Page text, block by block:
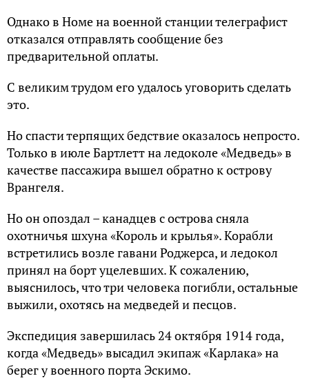
Однако в Номе на военной станции телеграфист
отказался отправлять сообщение без
предварительной оплаты.
С великим трудом его удалось уговорить сделать
это.
Но спасти терпящих бедствие оказалось непросто.
Только в июле Бартлетт на ледоколе «Медведь» в
качестве пассажира вышел обратно к острову
Врангеля.
Но он опоздал – канадцев с острова сняла
охотничья шхуна «Король и крылья». Корабли
встретились возле гавани Роджерса, и ледокол
принял на борт уцелевших. К сожалению,
выяснилось, что три человека погибли, остальные
выжили, охотясь на медведей и песцов.
Экспедиция завершилась 24 октября 1914 года,
когда «Медведь» высадил экипаж «Карлака» на
берег у военного порта Эскимо.